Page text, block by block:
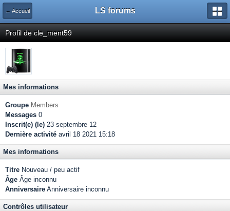
← Accueil LS forums
Profil de cle_ment59
Mes informations
Groupe Members
Messages 0
Inscrit(e) (le) 23-septembre 12
Dernière activité avril 18 2021 15:18
Mes informations
Titre Nouveau / peu actif
Âge Âge inconnu
Anniversaire Anniversaire inconnu
Contrôles utilisateur